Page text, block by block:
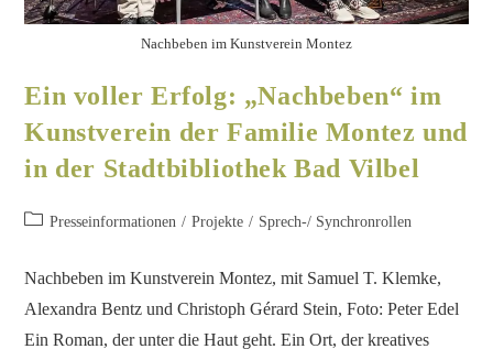
Nachbeben im Kunstverein Montez
Ein voller Erfolg: „Nachbeben“ im
Kunstverein der Familie Montez und
in der Stadtbibliothek Bad Vilbel
Presseinformationen / Projekte / Sprech-/ Synchronrollen
Nachbeben im Kunstverein Montez, mit Samuel T. Klemke,
Alexandra Bentz und Christoph Gérard Stein, Foto: Peter Edel
Ein Roman, der unter die Haut geht. Ein Ort, der kreatives